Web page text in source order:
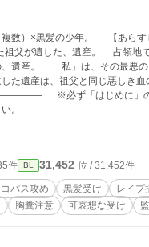
複数）×黒髪の少年。 【あら
祖父が遺した、遺産。 占領地
、遺産。 「私」は、その最悪
た遺産は、祖父と同じ悪しき
さい。
件 BL 31,452 位 / 31,452件
パス攻め 黒髪受け
レイプ
胸糞注意 可哀想な受け